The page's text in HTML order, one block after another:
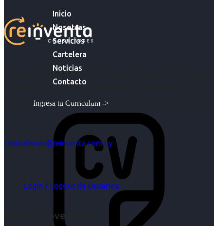
Inicio
Nosotras
Servicios
Cartelera
Noticias
Contacto
Ingresa tu Curriculum ->
Acompañar a empresas en su gestión de capital humano y
acompañar a personas en la búsqueda y encuentro de sus
objetivos es para nosotros un trabajo, pero antes un placer.
consultores@reinventa.com.uy
Login / Logout de Usuarios
Últimas Novedades